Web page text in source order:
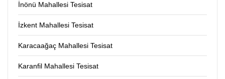
İnönü Mahallesi Tesisat
İzkent Mahallesi Tesisat
Karacaağaç Mahallesi Tesisat
Karanfil Mahallesi Tesisat